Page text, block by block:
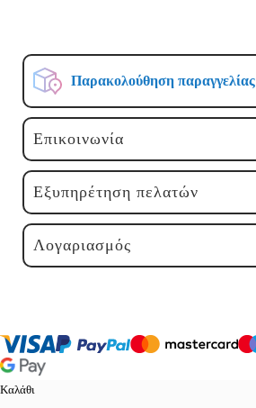
Παρακολούθηση παραγγελίας
Επικοινωνία
Εξυπηρέτηση πελατών
Λογαριασμός
Καλάθι